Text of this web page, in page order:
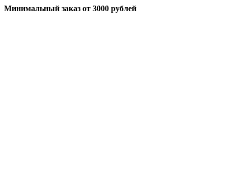
Минимальный заказ от 3000 рублей